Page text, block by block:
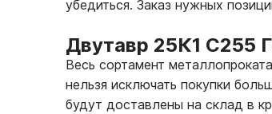
убедиться. Заказ нужных
Двутавр 25К1 С255
Весь сортамент
нельзя исключать покупки
будут доставлены на склад в